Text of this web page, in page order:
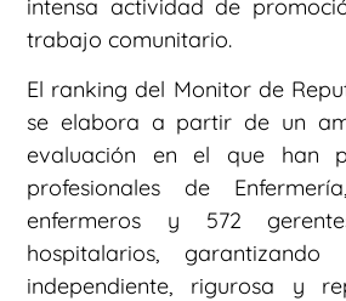
intensa actividad de
trabajo comunitario.
El ranking del Monitor de
se elabora a partir de un
evaluación en el que han
profesionales de
enfermeros y 572
hospitalarios,
independiente, rigurosa y